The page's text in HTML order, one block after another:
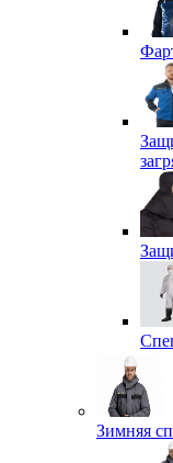
Зимняя